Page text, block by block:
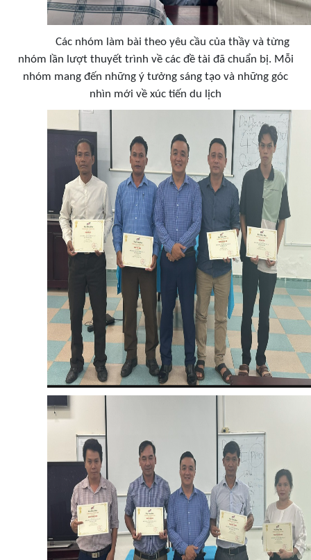
Các nhóm làm bài theo yêu cầu của thầy và từng
nhóm lần lượt thuyết trình về các đề tài đã chuẩn bị. Mỗi
nhóm mang đến những ý tưởng sáng tạo và những góc
nhìn mới về xúc tiến du lịch